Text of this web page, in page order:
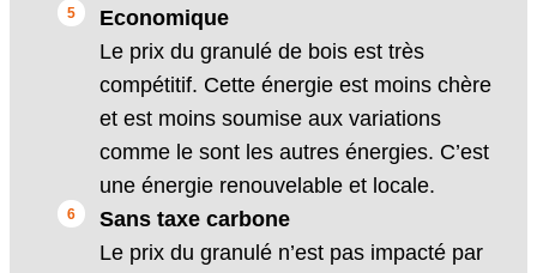
Economique
Le prix du granulé de bois est très
compétitif. Cette énergie est moins chère
et est moins soumise aux variations
comme le sont les autres énergies. C’est
une énergie renouvelable et locale.
Sans taxe carbone
Le prix du granulé n’est pas impacté par